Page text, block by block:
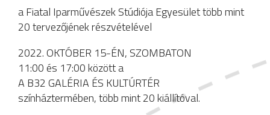
a Fiatal Iparművészek Stúdiója Egyesület több mint
20 tervezőjének részvételével
2022. OKTÓBER 15-ÉN, SZOMBATON
11:00 és 17:00 között a
A B32 GALÉRIA ÉS KULTÚRTÉR
színháztermében, több mint 20 kiállítóval.